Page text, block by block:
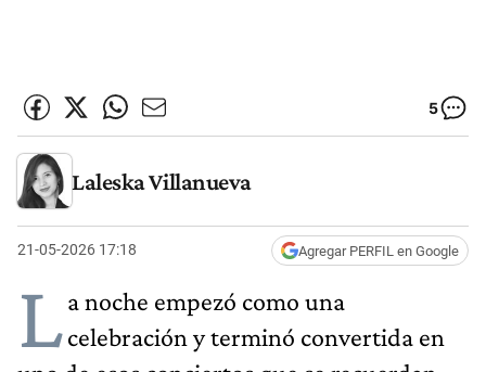
5
Laleska Villanueva
21-05-2026 17:18 Agregar PERFIL en Google
La noche empezó como una
celebración y terminó convertida en